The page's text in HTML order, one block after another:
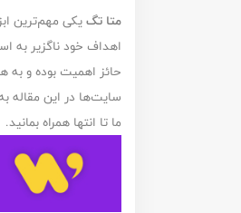
متا تگیکی مهم‌ترین
اهداف خود ناگزیر به
حائز اهمیت بوده و به
سایت‌ها در این مقاله
ما تا انتها همراه بمانید.